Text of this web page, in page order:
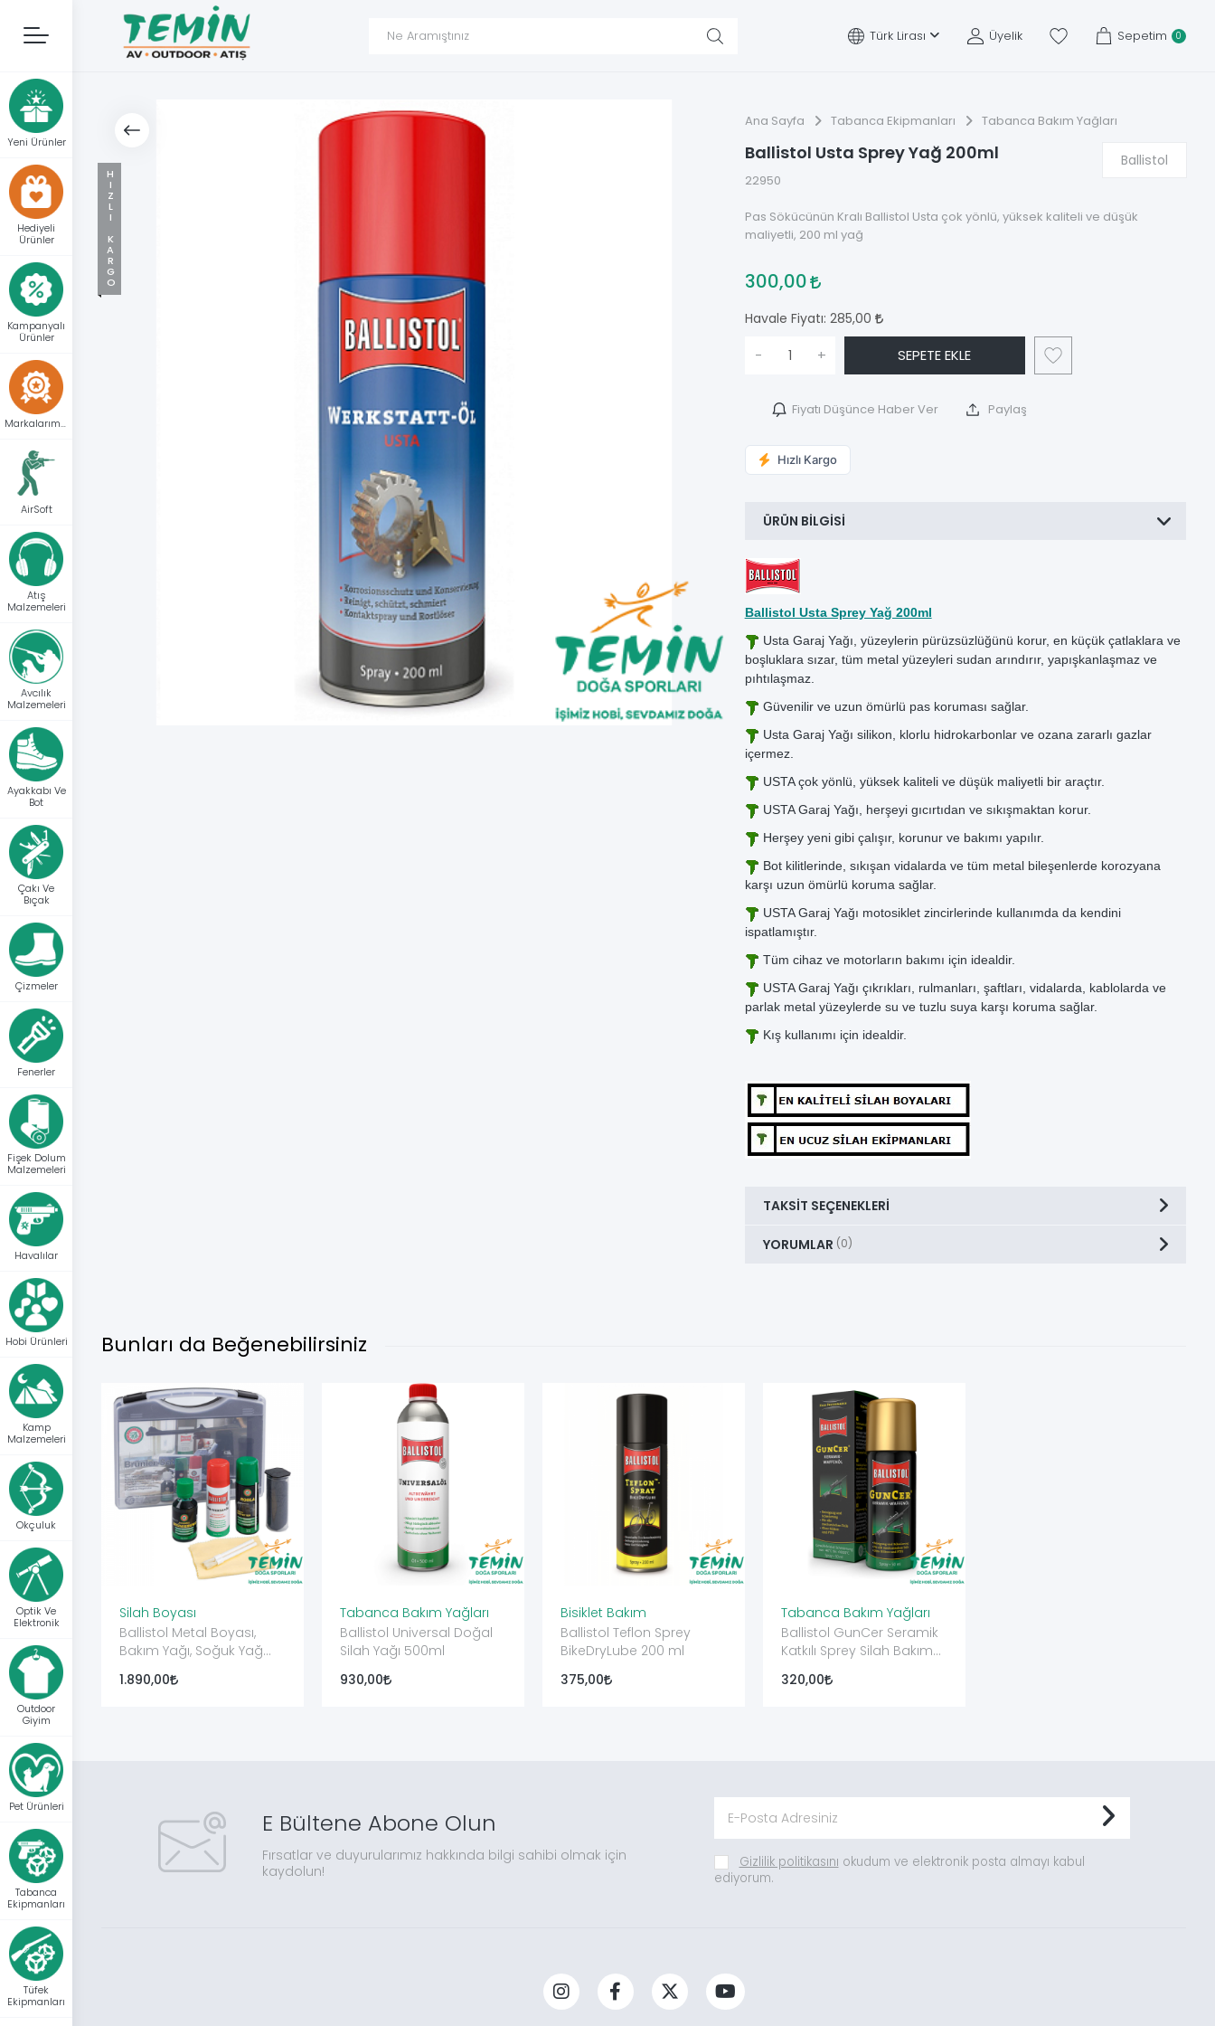
Türk Lirası Üyelik Sepetim 0
Yeni Ürünler
Hediyeli
Ürünler
Kampanyalı
Ürünler
AirSoft
Atış
Malzemeleri
Avcılık
Malzemeleri
Ayakkabı Ve
Bot
Çakı Ve
Bıçak
Çizmeler
Fenerler
Fişek Dolum
Malzemeleri
Havalılar
Hobi Ürünleri
Kamp
Malzemeleri
Okçuluk
Optik Ve
Elektronik
Outdoor
Giyim
Pet Ürünleri
Tabanca
Ekipmanları
Tüfek
Ekipmanları
HIZLI KARGO
Ana Sayfa Tabanca Ekipmanları Tabanca Bakım Yağları
Ballistol Usta Sprey Yağ 200ml
22950
Ballistol
Pas Sökücünün Kralı Ballistol Usta çok yönlü, yüksek kaliteli ve düşük
maliyetli, 200 ml yağ
300,00
Havale Fiyatı: 285,00
- + SEPETE EKLE
Fiyatı Düşünce Haber Ver Paylaş
Hızlı Kargo
ÜRÜN BILGISI
​Ballistol Usta Sprey Yağ 200ml
Usta Garaj Yağı, yüzeylerin pürüzsüzlüğünü korur, en küçük çatlaklara ve
boşluklara sızar, tüm metal yüzeyleri sudan arındırır, yapışkanlaşmaz ve
pıhtılaşmaz.
Güvenilir ve uzun ömürlü pas koruması sağlar.
Usta Garaj Yağı silikon, klorlu hidrokarbonlar ve ozana zararlı gazlar
içermez.
USTA çok yönlü, yüksek kaliteli ve düşük maliyetli bir araçtır.
USTA Garaj Yağı, herşeyi gıcırtıdan ve sıkışmaktan korur.
Herşey yeni gibi çalışır, korunur ve bakımı yapılır.
Bot kilitlerinde, sıkışan vidalarda ve tüm metal bileşenlerde korozyana
karşı uzun ömürlü koruma sağlar.
USTA Garaj Yağı motosiklet zincirlerinde kullanımda da kendini
ispatlamıştır.
Tüm cihaz ve motorların bakımı için idealdir.
USTA Garaj Yağı çıkrıkları, rulmanları, şaftları, vidalarda, kablolarda ve
parlak metal yüzeylerde su ve tuzlu suya karşı koruma sağlar.
Kış kullanımı için idealdir.
TAKSIT SEÇENEKLERI
YORUMLAR (0)
Bunları da Beğenebilirsiniz
Silah Boyası
Ballistol Metal Boyası,
Bakım Yağı, Soğuk Yağ
Set
1.890,00
Tabanca Bakım Yağları
Ballistol Universal Doğal
Silah Yağı 500ml
930,00
Bisiklet Bakım
Ballistol Teflon Sprey
BikeDryLube 200 ml
375,00
Tabanca Bakım Yağları
Ballistol GunCer Seramik
Katkılı Sprey Silah Bakım
320,00
E Bültene Abone Olun
Fırsatlar ve duyurularımız hakkında bilgi sahibi olmak için
kaydolun!
Gizlilik politikasını okudum ve elektronik posta almayı kabul
ediyorum.